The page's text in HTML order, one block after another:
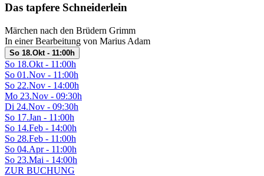
Das tapfere Schneiderlein
Märchen nach den Brüdern Grimm
In einer Bearbeitung von Marius Adam
So 18.Okt - 11:00h
So 18.Okt - 11:00h
So 01.Nov - 11:00h
So 22.Nov - 14:00h
Mo 23.Nov - 09:30h
Di 24.Nov - 09:30h
So 17.Jan - 11:00h
So 14.Feb - 14:00h
So 28.Feb - 11:00h
So 04.Apr - 11:00h
So 23.Mai - 14:00h
ZUR BUCHUNG